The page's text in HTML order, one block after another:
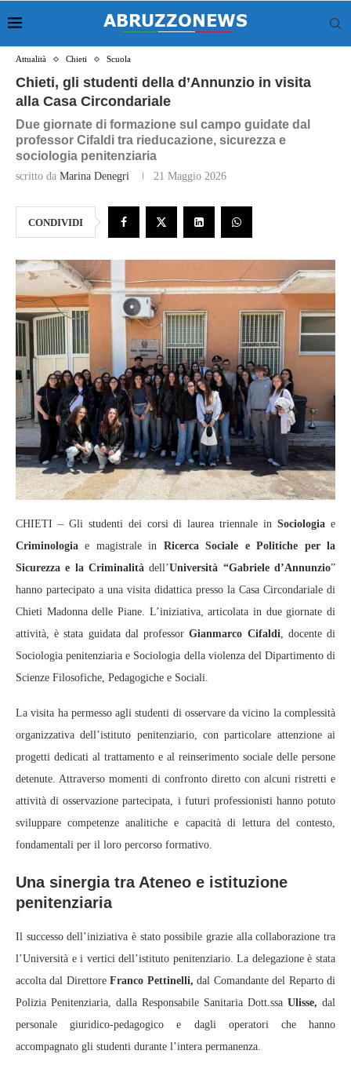
Attualità Chieti Scuola
Chieti, gli studenti della d’Annunzio in visita
alla Casa Circondariale
Due giornate di formazione sul campo guidate dal
professor Cifaldi tra rieducazione, sicurezza e
sociologia penitenziaria
scritto da Marina Denegri 21 Maggio 2026
CONDIVIDI
CHIETI – Gli studenti dei corsi di laurea triennale inSociologia e
Criminologia e magistrale in Ricerca Sociale e Politiche per la
Sicurezza e la Criminalità dell’Università “Gabriele d’Annunzio”
hanno partecipato a una visita didattica presso la Casa Circondariale di
Chieti Madonna delle Piane. L’iniziativa, articolata in due giornate di
attività, è stata guidata dal professorGianmarco Cifaldi, docente di
Sociologia penitenziaria e Sociologia della violenza del Dipartimento di
Scienze Filosofiche, Pedagogiche e Sociali.
La visita ha permesso agli studenti di osservare da vicino la complessità
organizzativa dell’istituto penitenziario, con particolare attenzione ai
progetti dedicati al trattamento e al reinserimento sociale delle persone
detenute. Attraverso momenti di confronto diretto con alcuni ristretti e
attività di osservazione partecipata, i futuri professionisti hanno potuto
sviluppare competenze analitiche e capacità di lettura del contesto,
fondamentali per il loro percorso formativo.
Una sinergia tra Ateneo e istituzione
penitenziaria
Il successo dell’iniziativa è stato possibile grazie alla collaborazione tra
l’Università e i vertici dell’istituto penitenziario. La delegazione è stata
accolta dal DirettoreFranco Pettinelli, dal Comandante del Reparto di
Polizia Penitenziaria, dalla Responsabile Sanitaria Dott.ssa Ulisse, dal
personale giuridico‑pedagogico e dagli operatori che hanno
accompagnato gli studenti durante l’intera permanenza.